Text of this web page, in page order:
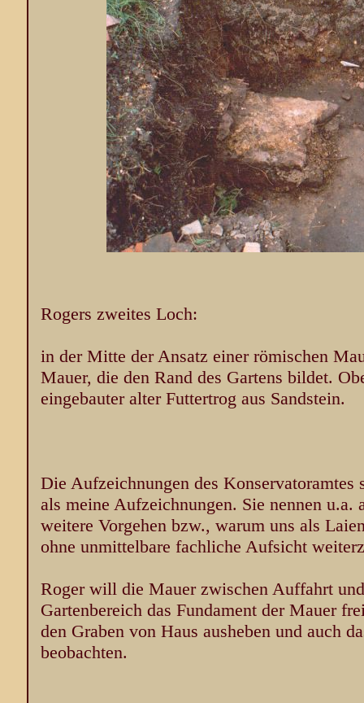
Rogers zweites Loch:
in der Mitte der Ansatz einer römischen
Mauer, die den Rand des Gartens bildet.
eingebauter alter Futtertrog aus Sandstein.
Die Aufzeichnungen des
als meine Aufzeichnungen. Sie nennen u.a.
weitere Vorgehen bzw., warum uns als
ohne unmittelbare fachliche Aufsicht
Roger will die Mauer zwischen Auffahrt
Gartenbereich das Fundament der Mauer
den Graben von Haus ausheben und auch
beobachten.